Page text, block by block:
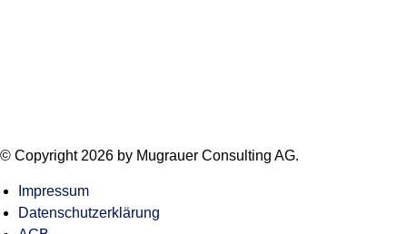
© Copyright 2026 by Mugrauer Consulting AG.
Impressum
Datenschutzerklärung